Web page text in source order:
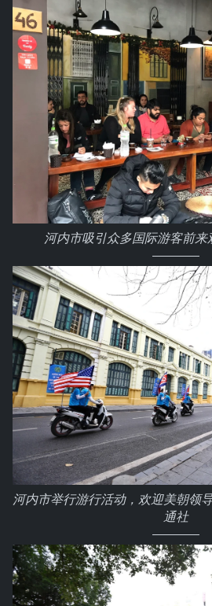
河内市吸引众多国际游客前
河内市举行游行活动，欢迎美朝领
通社